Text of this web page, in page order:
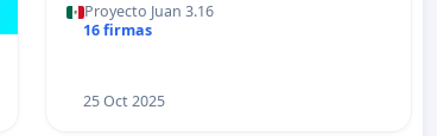
Proyecto Juan 3.16
16 firmas
25 Oct 2025